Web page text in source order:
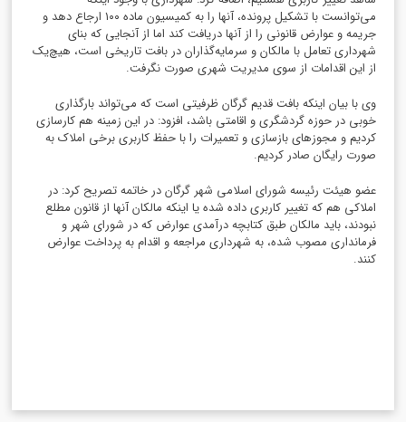
می‌توانست با تشکیل پرونده، آنها را به کمیسیون ماده ۱۰۰ ارجاع دهد و
جریمه و عوارض قانونی را از آنها دریافت کند اما از آنجایی که بنای
شهرداری تعامل با مالکان و سرمایه‌گذاران در بافت تاریخی است، هیچ‌یک
از این اقدامات از سوی مدیریت شهری صورت نگرفت.
وی با بیان اینکه بافت قدیم گرگان ظرفیتی است که می‌تواند بارگذاری
خوبی در حوزه گردشگری و اقامتی باشد، افزود: در این زمینه هم کارسازی
کردیم و مجوزهای بازسازی و تعمیرات را با حفظ کاربری برخی املاک به
صورت رایگان صادر کردیم.
عضو هیئت رئیسه شورای اسلامی شهر گرگان در خاتمه تصریح کرد: در
املاکی هم که تغییر کاربری داده شده یا اینکه مالکان آنها از قانون مطلع
نبودند، باید مالکان طبق کتابچه درآمدی عوارض که در شورای شهر و
فرمانداری مصوب شده، به شهرداری مراجعه و اقدام به پرداخت عوارض
کنند.